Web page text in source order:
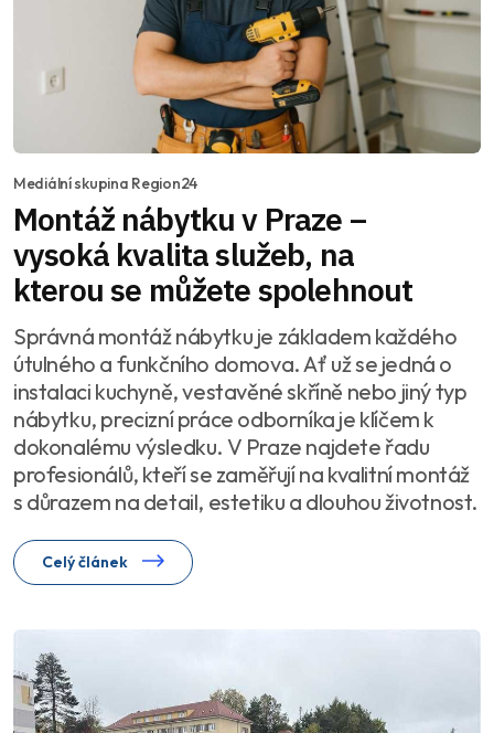
Mediální skupina Region24
Montáž nábytku v Praze –
vysoká kvalita služeb, na
kterou se můžete spolehnout
Správná montáž nábytku je základem každého
útulného a funkčního domova. Ať už se jedná o
instalaci kuchyně, vestavěné skříně nebo jiný typ
nábytku, precizní práce odborníka je klíčem k
dokonalému výsledku. V Praze najdete řadu
profesionálů, kteří se zaměřují na kvalitní montáž
s důrazem na detail, estetiku a dlouhou životnost.
Celý článek